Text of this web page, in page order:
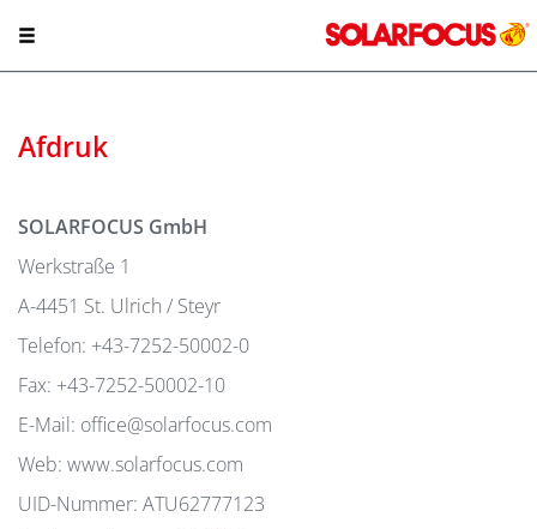
Afdruk
SOLARFOCUS GmbH
Werkstraße 1
A-4451 St. Ulrich / Steyr
Telefon: +43-7252-50002-0
Fax: +43-7252-50002-10
E-Mail: office@solarfocus.com
Web: www.solarfocus.com
UID-Nummer: ATU62777123